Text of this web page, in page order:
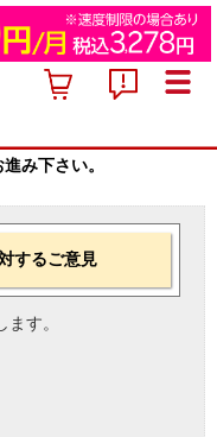
み下さい。
するご意見
す。